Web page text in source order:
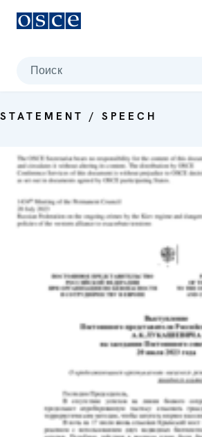
Поиск
STATEMENT / SPEECH